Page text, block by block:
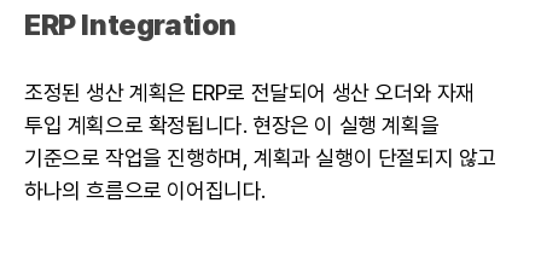
ERP Integration
조정된 생산 계획은 ERP로 전달되어 생산 오더와 자재
투입 계획으로 확정됩니다. 현장은 이 실행 계획을
기준으로 작업을 진행하며, 계획과 실행이 단절되지 않고
하나의 흐름으로 이어집니다.